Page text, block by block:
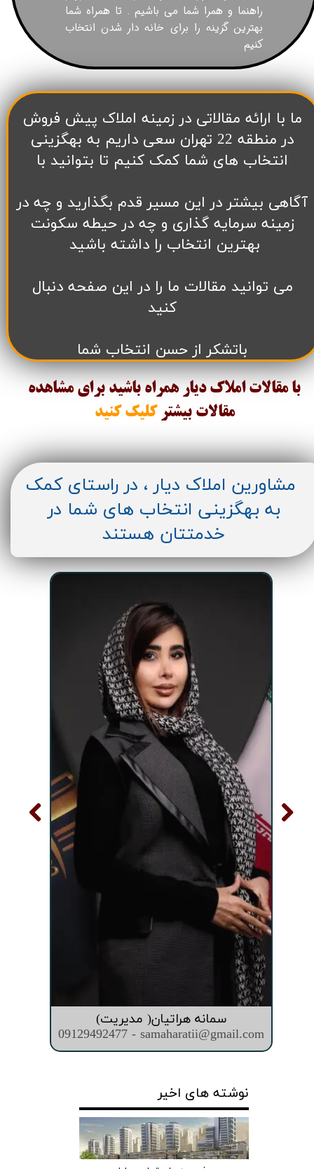
راهنما و همرا شما می باشیم . تا همراه شما
بهترین گزینه را برای خانه دار شدن انتخاب
کنیم
​ما با ارائه مقالاتی در زمینه املاک پیش فروش
در منطقه 22 تهران سعی داریم به بهگزینی
انتخاب های شما کمک کنیم تا بتوانید با
آگاهی بیشتر در این مسیر قدم بگذارید و چه در
زمینه سرمایه گذاری و چه در حیطه سکونت
بهترین انتخاب را داشته باشید
می توانید مقالات ما را در این صفحه دنبال
کنید
باتشکر از حسن انتخاب شما
با مقالات املاک دیار همراه باشید برای مشاهده
مقالات بیشتر کلیک کنید
سمانه هراتیان( مدیریت)
09129492477 - samaharatii@gmail.com
مشاورین املاک دیار ، در راستای کمک
به بهگزینی انتخاب های شما در
خدمتتان هستند
نوشته های اخیر